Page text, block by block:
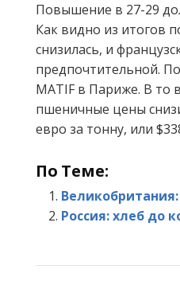
Повышение в 27-29
Как видно из итогов
снизилась, и
предпочтительной.
MATIF в Париже. В то
пшеничные цены
евро за тонну, или
По Теме:
Россия: хлеб до